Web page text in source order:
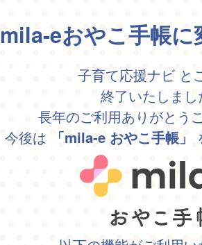
mila-eおやこ手帳
子育て応援ナビ と
終了いたしまし
長年のご利用ありがとう
今後は
「mila-e おやこ手帳」